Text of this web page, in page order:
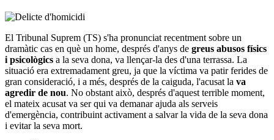
El Tribunal Suprem (TS) s'ha pronunciat recentment sobre un
dramàtic cas en què un home, després d'anys de greus abusos físics
i psicològics a la seva dona, va llençar-la des d'una terrassa. La
situació era extremadament greu, ja que la víctima va patir ferides de
gran consideració, i a més, després de la caiguda, l'acusat la va
agredir de nou. No obstant això, després d'aquest terrible moment,
el mateix acusat va ser qui va demanar ajuda als serveis
d'emergència, contribuint activament a salvar la vida de la seva dona
i evitar la seva mort.